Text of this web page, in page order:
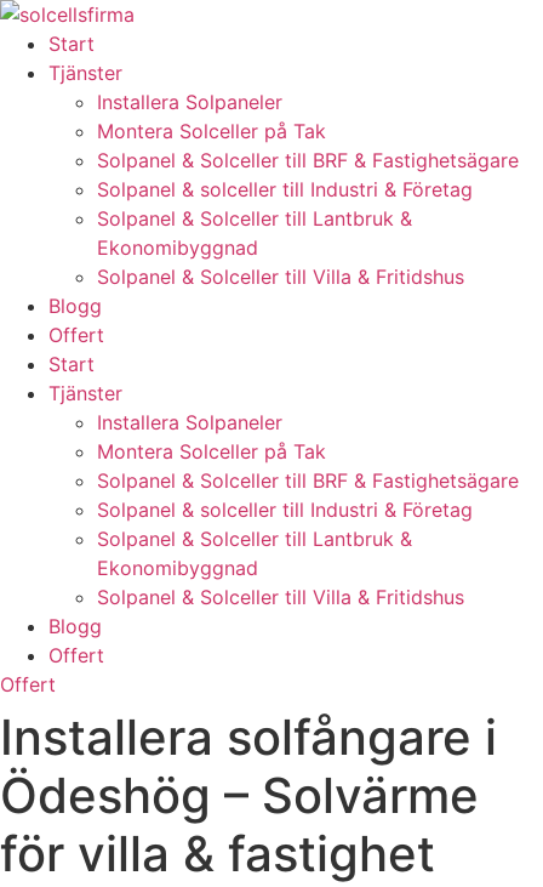
Skip
content
Start
Tjänster
Installera Solpaneler
Montera Solceller på Tak
Solpanel & Solceller till BRF & Fastighetsägare
Solpanel & solceller till Industri & Företag
Solpanel & Solceller till Lantbruk &
Ekonomibyggnad
Solpanel & Solceller till Villa & Fritidshus
Blogg
Offert
Start
Tjänster
Installera Solpaneler
Montera Solceller på Tak
Solpanel & Solceller till BRF & Fastighetsägare
Solpanel & solceller till Industri & Företag
Solpanel & Solceller till Lantbruk &
Ekonomibyggnad
Solpanel & Solceller till Villa & Fritidshus
Blogg
Offert
Offert
Installera solfångare i
Ödeshög – Solvärme
för villa & fastighet